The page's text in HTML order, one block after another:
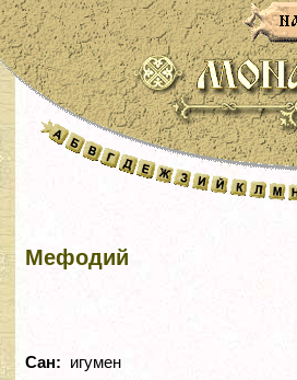
Мефодий
Сан: игумен